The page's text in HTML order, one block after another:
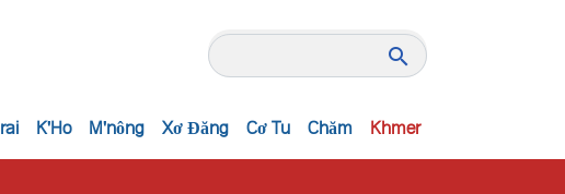
K'Ho M'nông Xơ Đăng Cơ Tu Chăm Khmer